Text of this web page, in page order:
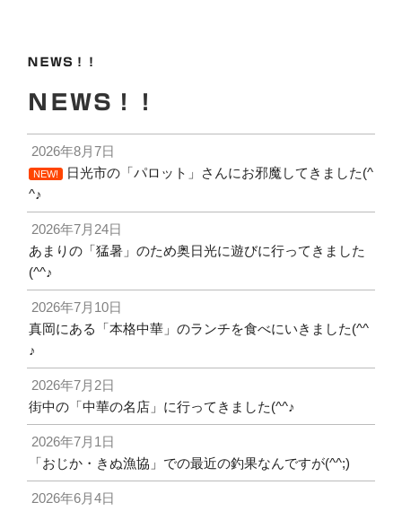
ン
ＮＥＷＳ！！
ＮＥＷＳ！！
2026年8月7日
NEW!
日光市の「パロット」さんにお邪魔してきました(^
^♪
2026年7月24日
あまりの「猛暑」のため奥日光に遊びに行ってきました
(^^♪
2026年7月10日
真岡にある「本格中華」のランチを食べにいきました(^^
♪
2026年7月2日
街中の「中華の名店」に行ってきました(^^♪
2026年7月1日
「おじか・きぬ漁協」での最近の釣果なんですが(^^;)
2026年6月4日